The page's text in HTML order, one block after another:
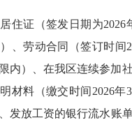
证（签发日期为2026
、劳动合同（签订时间
内）、在我区连续参加
材料（缴交时间2026年
发放工资的银行流水账